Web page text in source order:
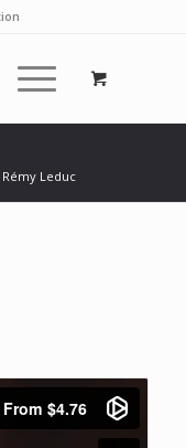
Rémy Leduc